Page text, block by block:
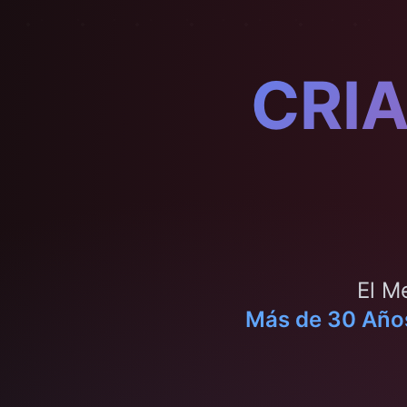
El
Más de 30